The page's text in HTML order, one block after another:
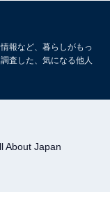
報など、暮らしがもっ
査した、気になる他人
About Japan